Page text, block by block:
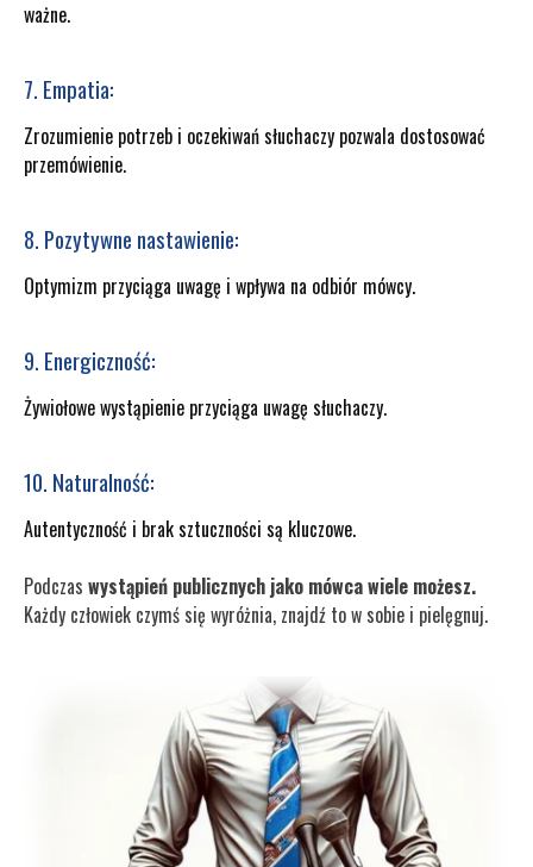
ważne.
7. Empatia:
Zrozumienie potrzeb i oczekiwań słuchaczy pozwala dostosować
przemówienie.
8. Pozytywne nastawienie:
Optymizm przyciąga uwagę i wpływa na odbiór mówcy.
9. Energiczność:
Żywiołowe wystąpienie przyciąga uwagę słuchaczy.
10. Naturalność:
Autentyczność i brak sztuczności są kluczowe.
Podczas wystąpień publicznych jako mówca wiele możesz.
Każdy człowiek czymś się wyróżnia, znajdź to w sobie i pielęgnuj.